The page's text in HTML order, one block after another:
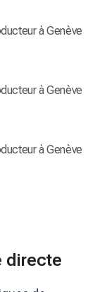
à Genève
à Genève
à Genève
directe